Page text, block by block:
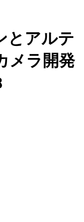
とアルテ
メラ開発